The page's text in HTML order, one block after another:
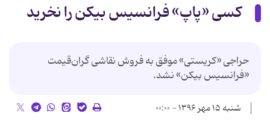
کسی «پاپ» فرانسیس بیکن را نخرید
حراجی «کریستی» موفق به فروش نقاشی گران‌قیمت
«فرانسیس بیکن» نشد.
شنبه ۱۵ مهر ۱۳۹۶ - ۰۰:۰۰